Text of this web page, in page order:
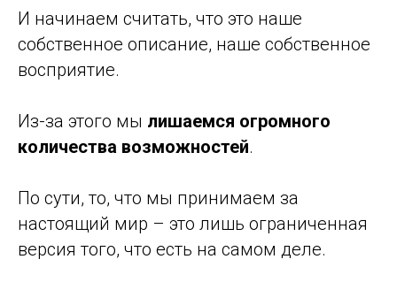
И начинаем считать, что это наше
собственное описание, наше собственное
восприятие.
Из-за этого мы лишаемся огромного
количества возможностей.
По сути, то, что мы принимаем за
настоящий мир – это лишь ограниченная
версия того, что есть на самом деле.